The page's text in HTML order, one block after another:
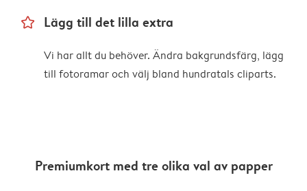
star_outline Lägg till det lilla extra
Vi har allt du behöver. Ändra bakgrundsfärg, lägg
till fotoramar och välj bland hundratals cliparts.
Premiumkort med tre olika val av papper